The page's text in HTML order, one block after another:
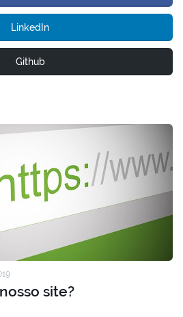
LinkedIn
Github
site?